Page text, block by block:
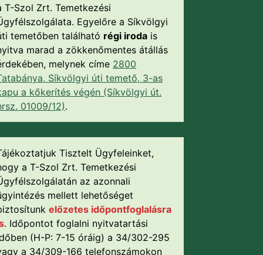
T-Szol Zrt. Temetkezési
Egyelőre a Síkvölgyi
temetőben található régi iroda is
marad a zökkenőmentes átállás
melynek címe 2800
Síkvölgyi úti temető, 3-as
a kőkerítés végén (Síkvölgyi út.
01009/12).
Tisztelt Ügyfeleinket,
a T-Szol Zrt. Temetkezési
az azonnali
mellett lehetőséget
előzetes időpontfoglalásra
. Időpontot foglalni nyitvatartási
(H-P: 7-15 óráig) a 34/302-295
a 34/309-166 telefonszámokon